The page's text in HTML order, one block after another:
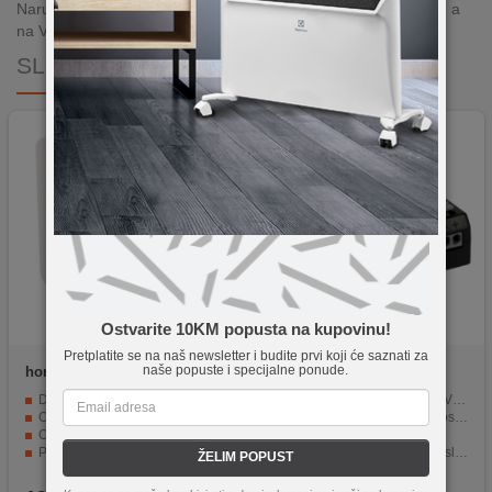
Ostvarite 10KM popusta na kupovinu!
Pretplatite se na naš newsletter i budite prvi koji će saznati za
naše popuste i specijalne ponude.
ŽELIM POPUST
Narudžbe zaprimljene radnim danima do 13h šaljemo isti dan, a
na Vašoj adresi paket je već za 24–48h.
SLIČNI PROIZVODI
home
Detekcija pokreta u realnom vremenu i lista alarma
Obavijesti na pametnom telefonu za veću sigurnost
Opcije automatizacije, poput upravljanja osvjetljenjem
Podrška za glasovnu kontrolu za jednostavnu upotrebu
Kompatibilnost sa Smart Life (Tuya) aplikacijom
Amiko Home
Kompatibilan sa AHD/CVI/TVI sistemima do 5MP.
"Press-Fit" terminal za jednostavan priključak.
Nema kašnjenja u prenosu slike.
Lagan, kompaktan i trajan.